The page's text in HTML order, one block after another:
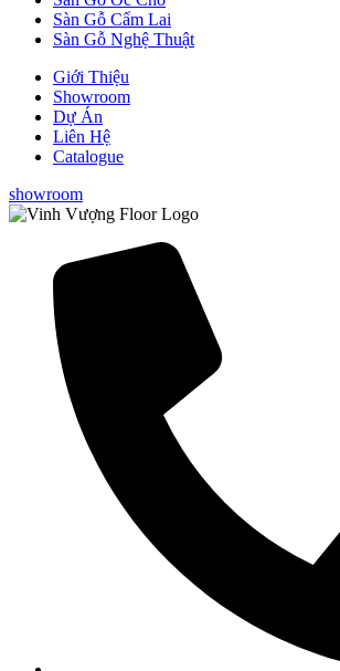
Sàn Gỗ Cẩm Lai
Sàn Gỗ Nghệ Thuật
Giới Thiệu
Showroom
Dự Án
Liên Hệ
Catalogue
showroom